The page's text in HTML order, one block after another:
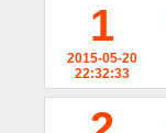
1
2015-05-20
22:32:33